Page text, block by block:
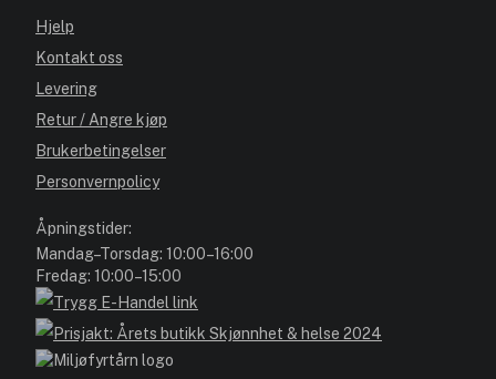
Hjelp
Kontakt oss
Levering
Retur / Angre kjøp
Brukerbetingelser
Personvernpolicy
Åpningstider:
Mandag–Torsdag: 10:00–16:00
Fredag: 10:00–15:00